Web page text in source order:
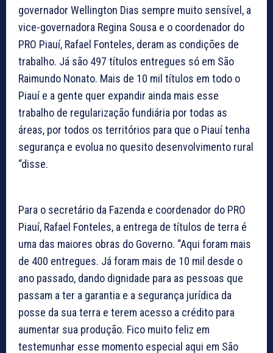
governador Wellington Dias sempre muito sensível, a
vice-governadora Regina Sousa e o coordenador do
PRO Piauí, Rafael Fonteles, deram as condições de
trabalho. Já são 497 títulos entregues só em São
Raimundo Nonato. Mais de 10 mil títulos em todo o
Piauí e a gente quer expandir ainda mais esse
trabalho de regularização fundiária por todas as
áreas, por todos os territórios para que o Piauí tenha
segurança e evolua no quesito desenvolvimento rural
“disse.
Para o secretário da Fazenda e coordenador do PRO
Piauí, Rafael Fonteles, a entrega de títulos de terra é
uma das maiores obras do Governo. “Aqui foram mais
de 400 entregues. Já foram mais de 10 mil desde o
ano passado, dando dignidade para as pessoas que
passam a ter a garantia e a segurança jurídica da
posse da sua terra e terem acesso a crédito para
aumentar sua produção. Fico muito feliz em
testemunhar esse momento especial aqui em São